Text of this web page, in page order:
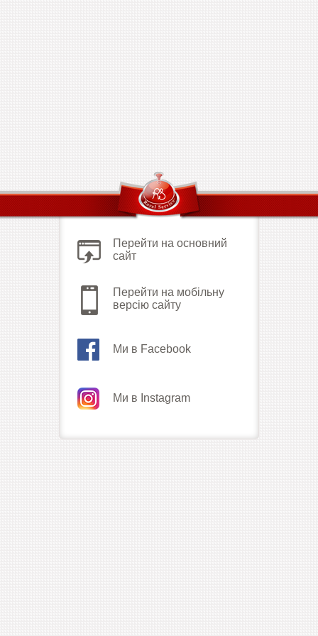
Перейти на основний
сайт
Перейти на мобільну
версію сайту
Ми в Facebook
Ми в Instagram